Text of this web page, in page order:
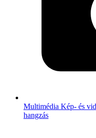
Multimédia Kép- és
hangzás